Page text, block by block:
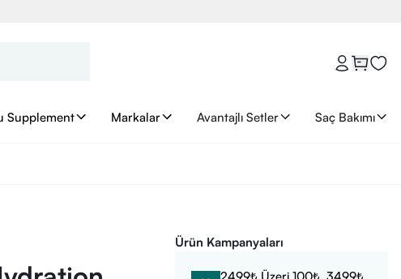
Supplement Markalar Avantajlı Setler Saç Bakımı
Ürün Kampanyaları